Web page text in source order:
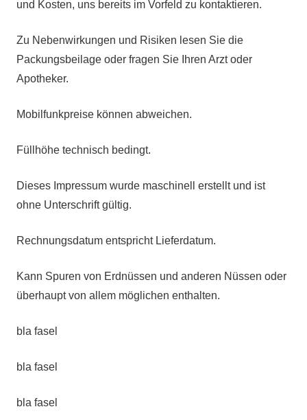
und Kosten, uns bereits im Vorfeld zu kontaktieren.
Zu Nebenwirkungen und Risiken lesen Sie die
Packungsbeilage oder fragen Sie Ihren Arzt oder
Apotheker.
Mobilfunkpreise können abweichen.
Füllhöhe technisch bedingt.
Dieses Impressum wurde maschinell erstellt und ist
ohne Unterschrift gültig.
Rechnungsdatum entspricht Lieferdatum.
Kann Spuren von Erdnüssen und anderen Nüssen oder
überhaupt von allem möglichen enthalten.
bla fasel
bla fasel
bla fasel